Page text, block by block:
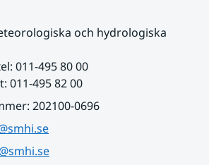
och hydrologiska
011-495 80 00
011-495 82 00
202100-0696